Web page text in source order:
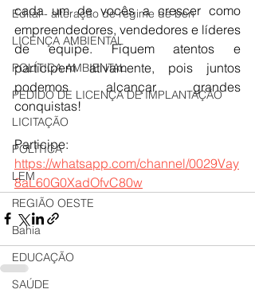
Edital - alteração de regime de ben
LICENÇA AMBIENTAL
POLÍTICA AMBIENTAL
PEDIDO DE LICENÇA DE IMPLANTAÇÃO
LICITAÇÃO
POLÍTICA
LEM
REGIÃO OESTE
Bahia
EDUCAÇÃO
SAÚDE
cada um de vocês a crescer como
empreendedores, vendedores e líderes
de equipe. Fiquem atentos e
participem ativamente, pois juntos
podemos alcançar grandes
conquistas!
https://whatsapp.com/channel/0029Vay
8aL60G0XadOfvC80w